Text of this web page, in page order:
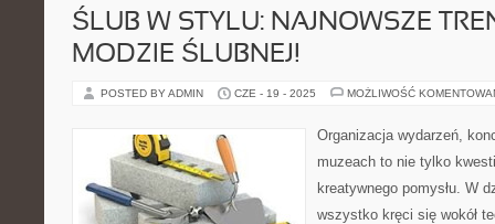
ŚLUB W STYLU: NAJNOWSZE
MODZIE ŚLUBNEJ!
POSTED BY ADMIN CZE - 19 - 2025 MOŻLIWOŚĆ
Organizacja wydarzeń,
muzeach to nie tylko
kreatywnego pomysłu. W
wszystko kręci się wokół